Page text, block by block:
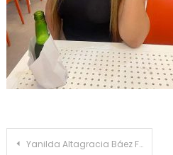
Navegación
Yanilda Altagracia Báez Figueroa De Cumpleaños Hoy En Panamá